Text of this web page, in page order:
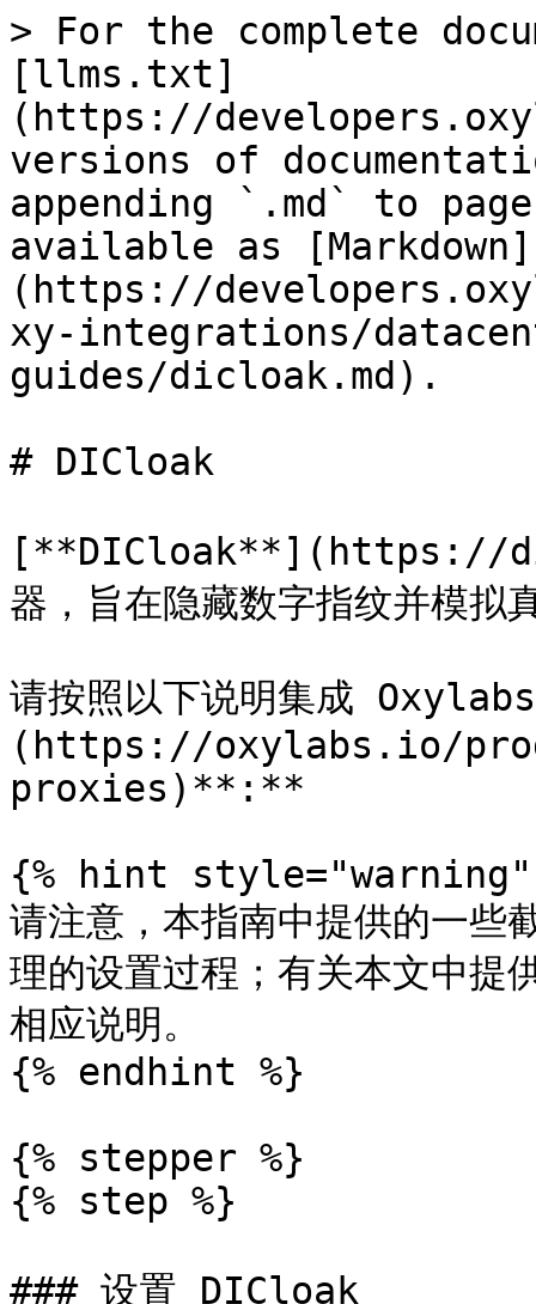
> For the complete
[llms.txt]
(https://
versions of
appending `.md` to
available as [Markdown]
(https://
xy-integrations/
guides/dicloak.md).
# DICloak
[**DICloak**](https://
器，旨在隐藏数字指纹并模拟
请按照以下说明集成
(https://oxylabs.io/
proxies)**:**
{% hint style="warning"
请注意，本指南中提供的一些
理的设置过程；有关本文中提
相应说明。
{% endhint %}
{% stepper %}
{% step %}
### 设置 DICloak